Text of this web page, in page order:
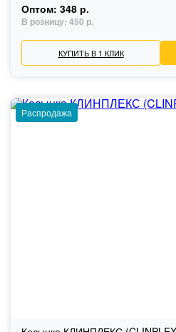
Оптом: 348 р.
В розницу: 450 р.
КУПИТЬ В 1 КЛИК
Распродажа